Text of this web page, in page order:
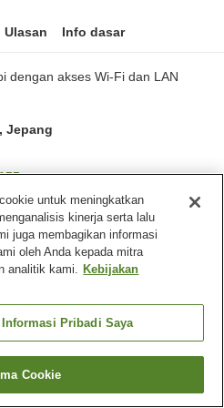
Ulasan Info dasar
dengan akses Wi-Fi dan LAN
Jepang
Tempat parkir
Microwave bersama
Kota Komatsu
kamar
untuk meningkatkan
kinerja serta lalu
juga membagikan informasi
oleh Anda kepada mitra
analitik kami. Kebijakan
Pribadi Saya
Cookie